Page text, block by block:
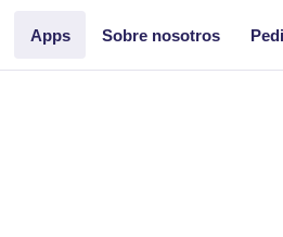
Apps Sobre nosotros